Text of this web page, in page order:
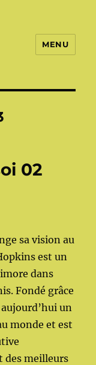
MENU
02
sa vision au
est un
dans
Fondé grâce
un
monde et est
des meilleurs